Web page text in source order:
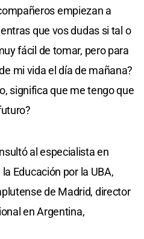
empiezan a
que vos dudas si tal o
fácil de tomar, pero para
mi vida el día de mañana?
significa que me tengo que
al especialista en
Educación por la UBA,
de Madrid, director
en Argentina,